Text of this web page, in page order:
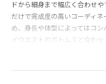
ドから細身まで幅広く合わせ
だけで完成度の高いコーディ
め、身長や体型によってはコ
イウエストのボトムスと合わ